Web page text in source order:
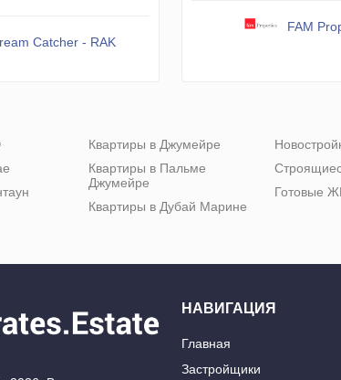
Catcher - RAK
FAM
Квартиры в Джумейре
Квартиры в Пальме
Джумейре
Квартиры в Дубай Марине
Готовые
НАВИГАЦИЯ
Главная
Застройщики